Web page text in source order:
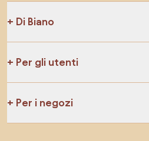
Di Biano
Per gli utenti
Per i negozi